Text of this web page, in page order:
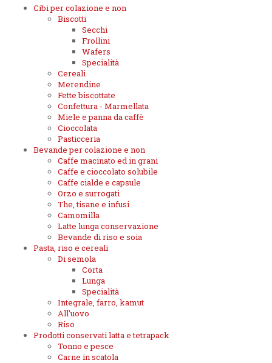
Cibi per colazione e non
Biscotti
Secchi
Frollini
Wafers
Specialità
Cereali
Merendine
Fette biscottate
Confettura - Marmellata
Miele e panna da caffè
Cioccolata
Pasticceria
Bevande per colazione e non
Caffe macinato ed in grani
Caffe e cioccolato solubile
Caffe cialde e capsule
Orzo e surrogati
The, tisane e infusi
Camomilla
Latte lunga conservazione
Bevande di riso e soia
Pasta, riso e cereali
Di semola
Corta
Lunga
Specialità
Integrale, farro, kamut
All'uovo
Riso
Prodotti conservati latta e tetrapack
Tonno e pesce
Carne in scatola